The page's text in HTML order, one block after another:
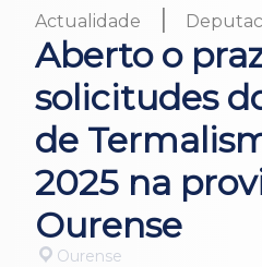
Actualidade |
Aberto o
solicitudes
de
2025 na
Ourense
Ourense